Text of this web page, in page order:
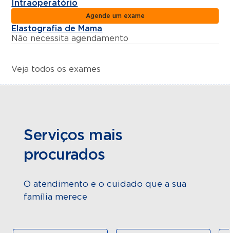
Intraoperatório
Agende um exame
Elastografia de Mama
Não necessita agendamento
Veja todos os exames
Serviços mais
procurados
O atendimento e o cuidado que a sua
família merece